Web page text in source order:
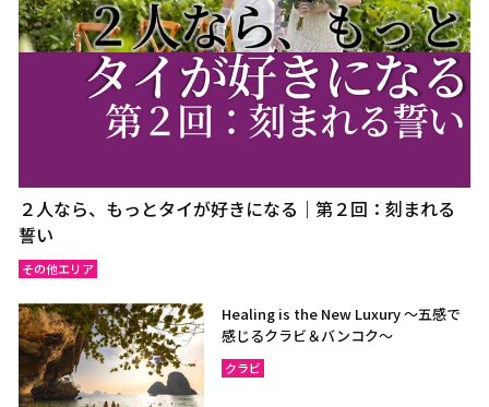
２人なら、もっとタイが好きになる｜第２回：刻まれる
誓い
その他エリア
Healing is the New Luxury ～五感で
感じるクラビ＆バンコク～
クラビ